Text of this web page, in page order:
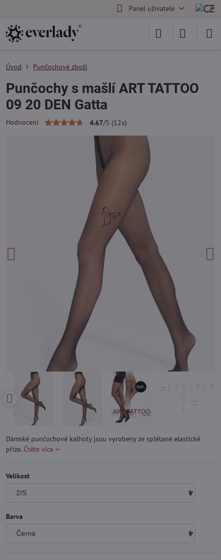
Panel uživatele
Úvod Punčochové zboží
Punčochy s mašlí ART TATTOO
09 20 DEN Gatta
Hodnocení 4.67/5 (12x)
Dámské punčochové kalhoty jsou vyrobeny ze splétané elastické
příze. Čtěte více
Velikost
Barva